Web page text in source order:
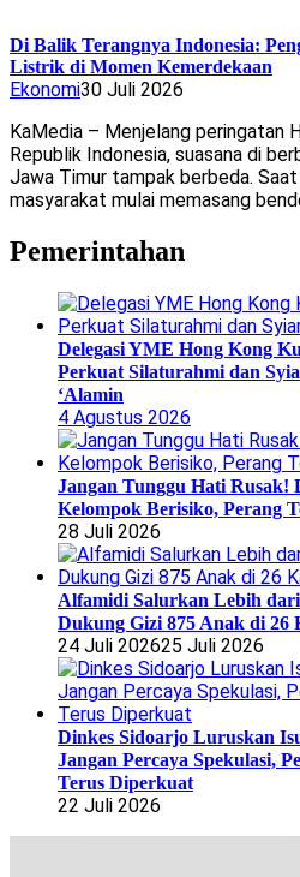
Di Balik Terangnya Indonesia:
Listrik di Momen Kemerdekaan
Ekonomi30 Juli 2026
KaMedia – Menjelang peringatan
Republik Indonesia, suasana di
Jawa Timur tampak berbeda.
masyarakat mulai memasang
Pemerintahan
Delegasi YME Hong Kong
Perkuat Silaturahmi dan
‘Alamin
4 Agustus 2026
Jangan Tunggu Hati Rusak!
Kelompok Berisiko, Perang
28 Juli 2026
Alfamidi Salurkan Lebih
Dukung Gizi 875 Anak di 26
24 Juli 202625 Juli 2026
Dinkes Sidoarjo Luruskan
Jangan Percaya Spekulasi,
Terus Diperkuat
22 Juli 2026